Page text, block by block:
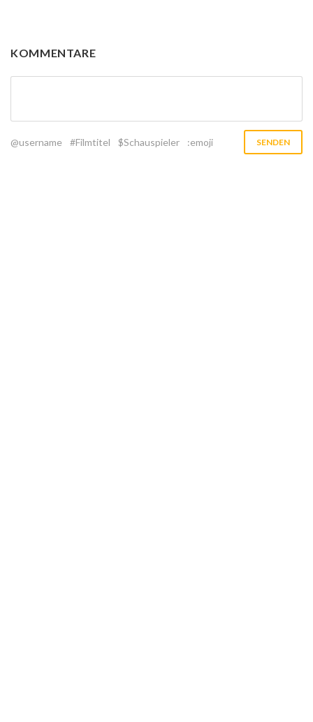
KOMMENTARE
@username #Filmtitel $Schauspieler :emoji